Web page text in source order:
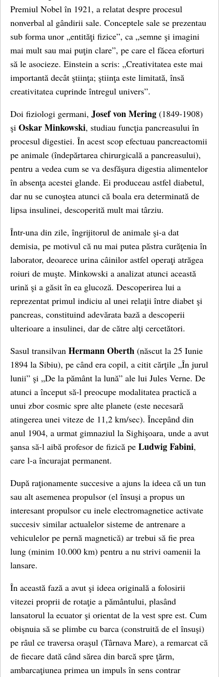
Premiul Nobel în 1921, a relatat despre procesul
nonverbal al gândirii sale. Conceptele sale se prezentau
sub forma unor „entităţi fizice”, ca „semne şi imagini
mai mult sau mai puţin clare”, pe care el făcea eforturi
să le asocieze. Einstein a scris: „Creativitatea este mai
importantă decât ştiinţa; ştiinţa este limitată, însă
creativitatea cuprinde întregul univers”.
Doi fiziologi germani, Josef von Mering (1849-1908)
şi Oskar Minkowski, studiau funcţia pancreasului în
procesul digestiei. În acest scop efectuau pancreactomii
pe animale (îndepărtarea chirurgicală a pancreasului),
pentru a vedea cum se va desfăşura digestia alimentelor
în absenţa acestei glande. Ei produceau astfel diabetul,
dar nu se cunoştea atunci că boala era determinată de
lipsa insulinei, descoperită mult mai târziu.
Într-una din zile, îngrijitorul de animale şi-a dat
demisia, pe motivul că nu mai putea păstra curăţenia în
laborator, deoarece urina câinilor astfel operaţi atrăgea
roiuri de muşte. Minkowski a analizat atunci această
urină şi a găsit în ea glucoză. Descoperirea lui a
reprezentat primul indiciu al unei relaţii între diabet şi
pancreas, constituind adevărata bază a descoperii
ulterioare a insulinei, dar de către alţi cercetători.
Sasul transilvan Hermann Oberth (născut la 25 Iunie
1894 la Sibiu), pe când era copil, a citit cărţile „În jurul
lunii” şi „De la pământ la lună” ale lui Jules Verne. De
atunci a început să-l preocupe modalitatea practică a
unui zbor cosmic spre alte planete (este necesară
atingerea unei viteze de 11,2 km/sec). Începând din
anul 1904, a urmat gimnaziul la Sighişoara, unde a avut
şansa să-l aibă profesor de fizică pe Ludwig Fabini,
care l-a încurajat permanent.
După raţionamente succesive a ajuns la ideea că un tun
sau alt asemenea propulsor (el însuşi a propus un
interesant propulsor cu inele electromagnetice activate
succesiv similar actualelor sisteme de antrenare a
vehiculelor pe pernă magnetică) ar trebui să fie prea
lung (minim 10.000 km) pentru a nu strivi oamenii la
lansare.
În această fază a avut şi ideea originală a folosirii
vitezei proprii de rotaţie a pământului, plasând
lansatorul la ecuator şi orientat de la vest spre est. Cum
obişnuia să se plimbe cu barca (construită de el însuşi)
pe râul ce traversa oraşul (Târnava Mare), a remarcat că
de fiecare dată când sărea din barcă spre ţărm,
ambarcaţiunea primea un impuls în sens contrar